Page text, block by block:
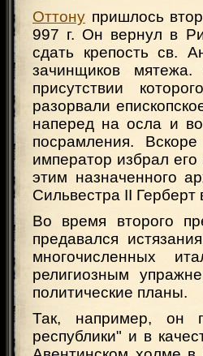
Оттону пришлось
997 г. Он вернул в
сдать крепость св.
зачинщиков
присутствии
разорвали
наперед на осла и
посрамления.
император избрал
этим назначенного
Сильвестра II Герберт
Во время второго
предавался
многочисленных
религиозным
политические планы.
Так, например, он
республики" и в